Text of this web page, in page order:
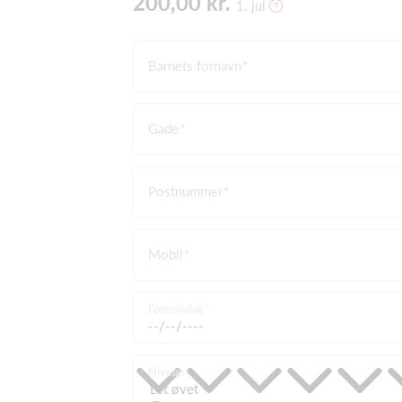
1. jul
Barnets fornavn
Gade
Postnummer
Mobil
Niveau